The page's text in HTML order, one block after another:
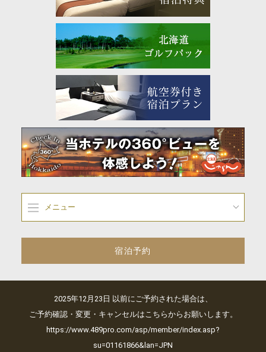
メニュー
宿泊予約
2025年12月23日 以前にご予約された場合は、
ご予約確認・変更・キャンセルはこちらからお願いします。
https://www.489pro.com/asp/member/index.asp?
su=01161866&lan=JPN